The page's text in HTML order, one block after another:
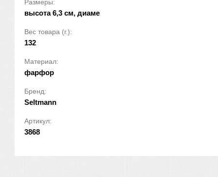
Размеры:
высота 6,3 см, диаме
Вес товара (г.):
132
Материал:
фарфор
Бренд:
Seltmann
Артикул:
3868